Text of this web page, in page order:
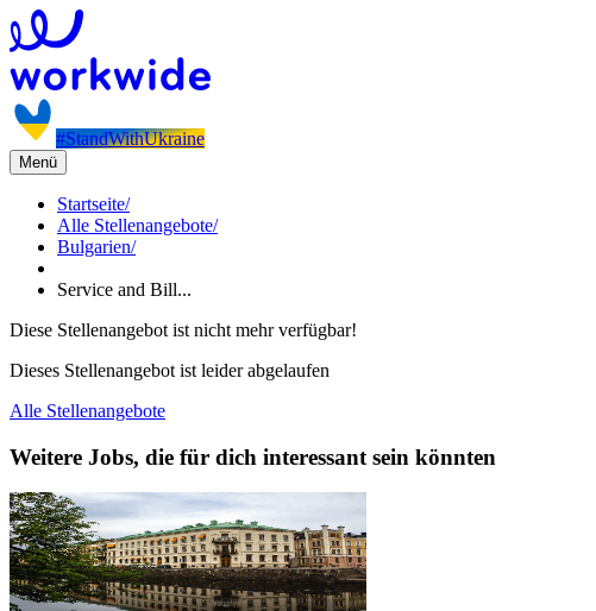
#StandWithUkraine
Menü
Startseite/
Alle Stellenangebote/
Bulgarien/
Service and Bill...
Diese Stellenangebot ist nicht mehr verfügbar!
Dieses Stellenangebot ist leider abgelaufen
Alle Stellenangebote
Weitere Jobs, die für dich interessant sein könnten